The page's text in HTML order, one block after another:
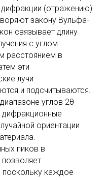
определить
в кристалле, так как λ
экспериментально.
основана на
рентгеновского
образца. Эти
электронно-лучевой
фокусируются и
падающих
(отражению)